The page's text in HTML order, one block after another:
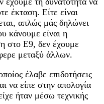
έκταση. Είτε είναι
απλώς μάς δηλώνει
κάνουμε είναι η
στο Ε9, δεν έχουμε
μεταξύ άλλων.
έλαβε επιδοτήσεις
να είπε στην απολογία
ήταν μέσω τεχνικής